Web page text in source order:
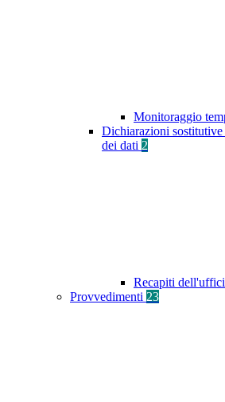
Monitoraggio
Dichiarazioni
dei dati 2
Recapiti
Provvedimenti 23